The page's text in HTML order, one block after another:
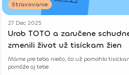
Stravovanie
27 Dec 2025
Urob TOTO a zaručene
zmenili život už tisíckam žien
Máme pre teba niečo, čo už pomohlo
pomôže aj tebe.